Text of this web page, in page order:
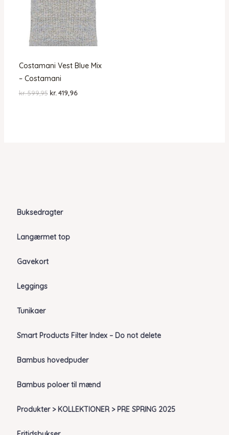
Buksedragter
Langærmet top
Gavekort
Leggings
Tunikaer
Smart Products Filter Index – Do not delete
Bambus hovedpuder
Bambus poloer til mænd
Produkter > KOLLEKTIONER > PRE SPRING 2025
Costamani Vest Blue Mix
– Costamani
kr.599,95 Den
kr. 419,96Den